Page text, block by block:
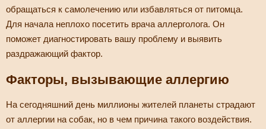
обращаться к самолечению или избавляться от питомца.
Для начала неплохо посетить врача аллерголога. Он
поможет диагностировать вашу проблему и выявить
раздражающий фактор.
Факторы, вызывающие аллергию
На сегодняшний день миллионы жителей планеты страдают
от аллергии на собак, но в чем причина такого воздействия.